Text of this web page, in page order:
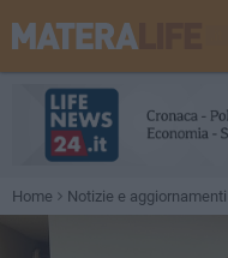
Home Notizie e aggiornamenti